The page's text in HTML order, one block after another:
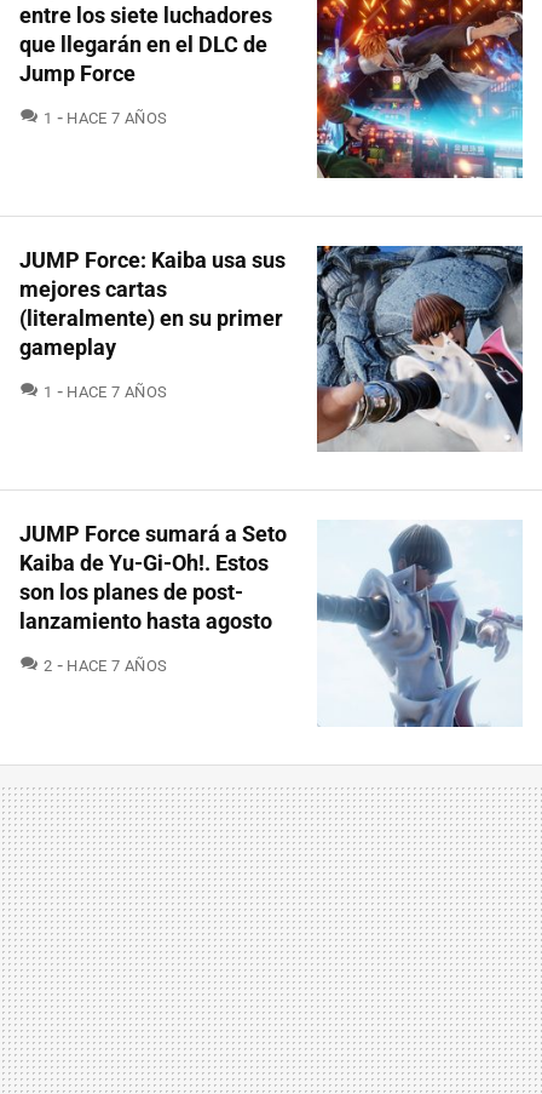
entre los siete luchadores
que llegarán en el DLC de
Jump Force
1 COMENTARIOS
HACE 7 AÑOS
JUMP Force: Kaiba usa sus
mejores cartas
(literalmente) en su primer
gameplay
1 COMENTARIOS
HACE 7 AÑOS
JUMP Force sumará a Seto
Kaiba de Yu-Gi-Oh!. Estos
son los planes de post-
lanzamiento hasta agosto
2 COMENTARIOS
HACE 7 AÑOS